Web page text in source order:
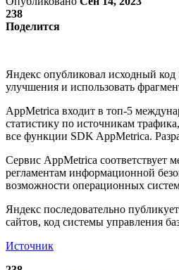
238
Поделится
Яндекс опубликовал исходный
улучшения и использовать
AppMetrica входит в топ-5
статистику по источникам
все функции SDK AppMetrica.
Сервис AppMetrica
регламентам информационной
возможности операционных
Яндекс последовательно
сайтов, код системы управления
Источник